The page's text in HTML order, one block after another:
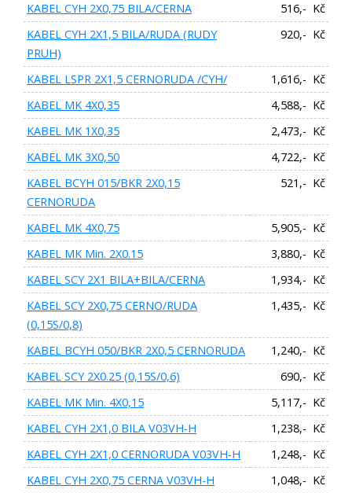
KABEL CYH 2X0,75 BILA/CERNA
516,- Kč
KABEL CYH 2X1,5 BILA/RUDA (RUDY
PRUH)
920,- Kč
KABEL LSPR 2X1,5 CERNORUDA /CYH/
1,616,- Kč
KABEL MK 4X0,35
4,588,- Kč
KABEL MK 1X0,35
2,473,- Kč
KABEL MK 3X0,50
4,722,- Kč
KABEL BCYH 015/BKR 2X0,15
CERNORUDA
521,- Kč
KABEL MK 4X0,75
5,905,- Kč
KABEL MK Min. 2X0.15
3,880,- Kč
KABEL SCY 2X1 BILA+BILA/CERNA
1,934,- Kč
KABEL SCY 2X0,75 CERNO/RUDA
(0,15S/0,8)
1,435,- Kč
KABEL BCYH 050/BKR 2X0,5 CERNORUDA
1,240,- Kč
KABEL SCY 2X0.25 (0,15S/0,6)
690,- Kč
KABEL MK Min. 4X0,15
5,117,- Kč
KABEL CYH 2X1,0 BILA V03VH-H
1,238,- Kč
KABEL CYH 2X1,0 CERNORUDA V03VH-H
1,248,- Kč
KABEL CYH 2X0,75 CERNA V03VH-H
1,048,- Kč